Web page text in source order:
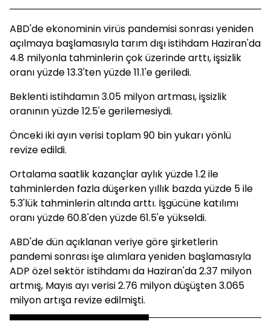
ABD'de ekonominin virüs pandemisi sonrası yeniden
açılmaya başlamasıyla tarım dışı istihdam Haziran'da
4.8 milyonla tahminlerin çok üzerinde arttı, işsizlik
oranı yüzde 13.3'ten yüzde 11.1'e geriledi.
Beklenti istihdamın 3.05 milyon artması, işsizlik
oranının yüzde 12.5'e gerilemesiydi.
Önceki iki ayın verisi toplam 90 bin yukarı yönlü
revize edildi.
Ortalama saatlik kazançlar aylık yüzde 1.2 ile
tahminlerden fazla düşerken yıllık bazda yüzde 5 ile
5.3'lük tahminlerin altında arttı. İşgücüne katılımı
oranı yüzde 60.8'den yüzde 61.5'e yükseldi.
ABD'de dün açıklanan veriye göre şirketlerin
pandemi sonrası işe alımlara yeniden başlamasıyla
ADP özel sektör istihdamı da Haziran'da 2.37 milyon
artmış, Mayıs ayı verisi 2.76 milyon düşüşten 3.065
milyon artışa revize edilmişti.